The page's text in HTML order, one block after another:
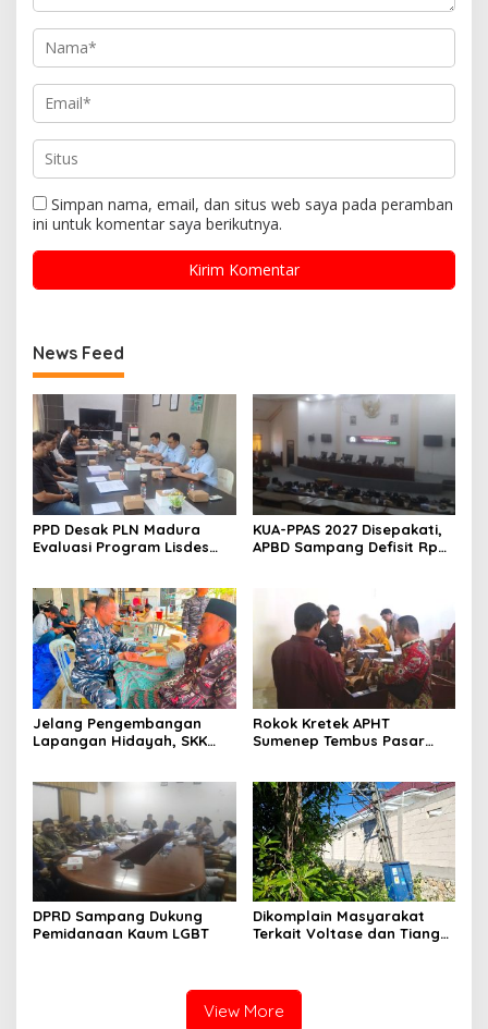
Simpan nama, email, dan situs web saya pada peramban
ini untuk komentar saya berikutnya.
News Feed
PPD Desak PLN Madura
Evaluasi Program Lisdes
KUA-PPAS 2027 Disepakati,
APBD Sampang Defisit Rp
Jelang Pengembangan
Lapangan Hidayah, SKK
Nelayan Sampang
Rokok Kretek APHT
Sumenep Tembus Pasar
DPRD Sampang Dukung
Pemidanaan Kaum LGBT
Dikomplain Masyarakat
Terkait Voltase dan Tiang
View More